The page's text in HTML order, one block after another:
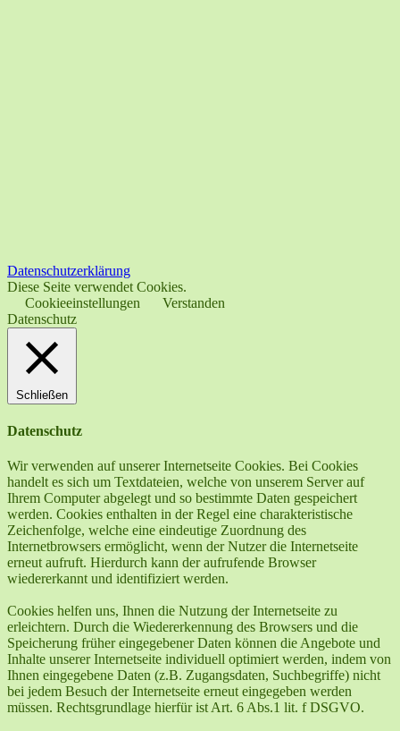
Datenschutzerklärung
Diese Seite verwendet Cookies.
Cookieeinstellungen
Verstanden
Datenschutz
Schließen
Datenschutz
Wir verwenden auf unserer Internetseite Cookies. Bei Cookies
handelt es sich um Textdateien, welche von unserem Server auf
Ihrem Computer abgelegt und so bestimmte Daten gespeichert
werden. Cookies enthalten in der Regel eine charakteristische
Zeichenfolge, welche eine eindeutige Zuordnung des
Internetbrowsers ermöglicht, wenn der Nutzer die Internetseite
erneut aufruft. Hierdurch kann der aufrufende Browser
wiedererkannt und identifiziert werden.
Cookies helfen uns, Ihnen die Nutzung der Internetseite zu
erleichtern. Durch die Wiedererkennung des Browsers und die
Speicherung früher eingegebener Daten können die Angebote und
Inhalte unserer Internetseite individuell optimiert werden, indem von
Ihnen eingegebene Daten (z.B. Zugangsdaten, Suchbegriffe) nicht
bei jedem Besuch der Internetseite erneut eingegeben werden
müssen. Rechtsgrundlage hierfür ist Art. 6 Abs.1 lit. f DSGVO.